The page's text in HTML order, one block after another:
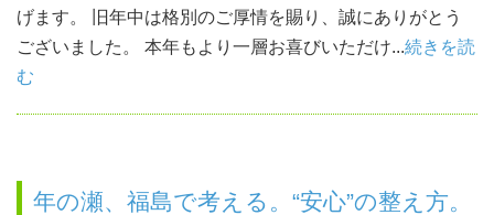
げます。 旧年中は格別のご厚情を賜り、誠にありがとう
ございました。 本年もより一層お喜びいただけ...続きを読
む
年の瀬、福島で考える。“安心”の整え方。